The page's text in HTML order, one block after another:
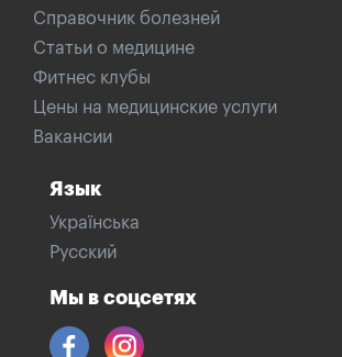
Справочник болезней
Статьи о медицине
Фитнес клубы
Цены на медицинские услуги
Вакансии
Язык
Українська
Русский
Мы в соцсетях